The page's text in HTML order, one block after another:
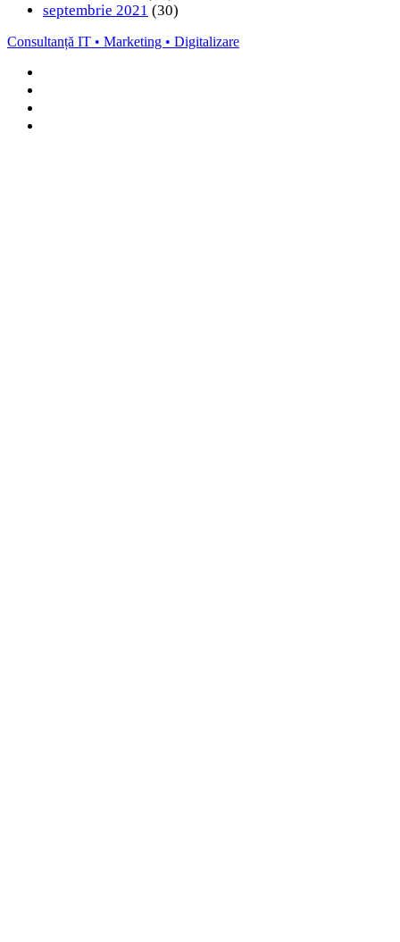
septembrie 2021 (30)
Consultanță IT • Marketing • Digitalizare